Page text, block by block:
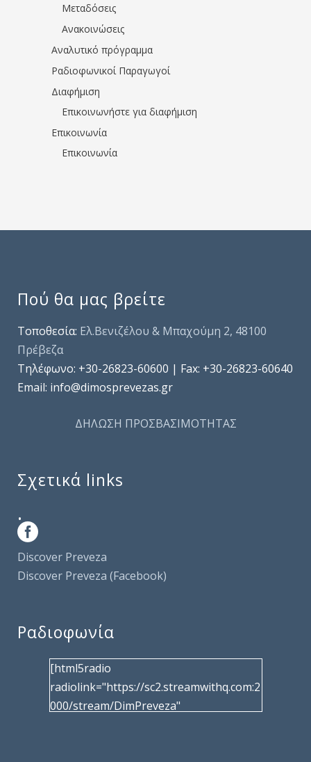
Μεταδόσεις
Ανακοινώσεις
Αναλυτικό πρόγραμμα
Ραδιοφωνικοί Παραγωγοί
Διαφήμιση
Επικοινωνήστε για διαφήμιση
Επικοινωνία
Επικοινωνία
Πού θα μας βρείτε
Τοποθεσία: Ελ.Βενιζέλου & Μπαχούμη 2, 48100
Πρέβεζα
Τηλέφωνo: +30-26823-60600 | Fax: +30-26823-60640
Email: info@dimosprevezas.gr
ΔΗΛΩΣΗ ΠΡΟΣΒΑΣΙΜΟΤΗΤΑΣ
Σχετικά links
.
Discover Preveza
Discover Preveza (Facebook)
Ραδιοφωνία
[html5radio
radiolink="https://sc2.streamwithq.com:2
000/stream/DimPreveza"